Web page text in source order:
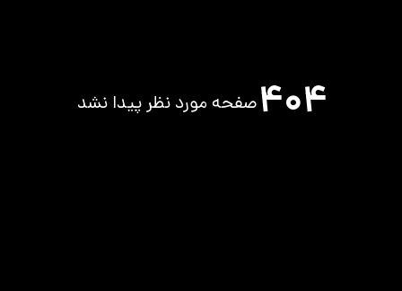
۴۰۴صفحه مورد نظر پیدا نشد